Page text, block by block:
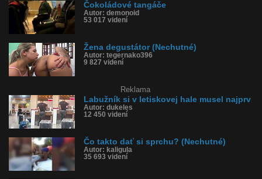
Čokoládové tangáče
Autor: demonoid
53 017 videní
Žena degustátor (Nechutné)
Autor: tegernako396
9 827 videní
Reklama
Labužník si v letiskovej hale musel najprv
Autor: dukeles
12 450 videní
Čo takto dať si sprchu? (Nechutné)
Autor: kaligula
35 693 videní